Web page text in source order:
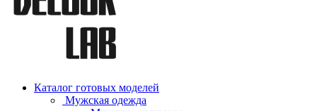
Каталог готовых моделей
Мужская одежда